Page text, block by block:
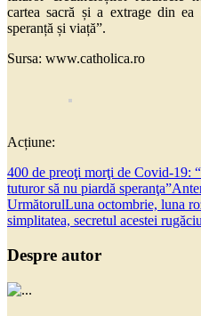
cartea sacră și a extrage din ea
speranță și viață”.
Sursa: www.catholica.ro
Acțiune:
400 de preoţi morţi de Covid-19:
tuturor să nu piardă speranţa”
UrmătorulLuna octombrie, luna
simplitatea, secretul acestei
Despre autor